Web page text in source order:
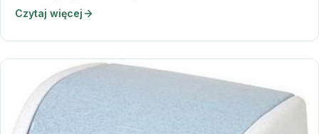
Czytaj więcej